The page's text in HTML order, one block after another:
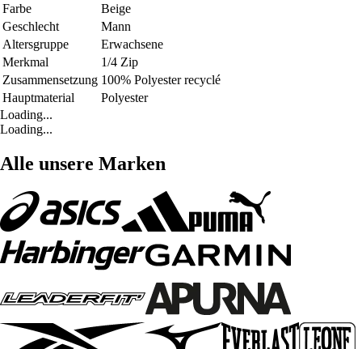
Farbe
Beige
Geschlecht
Mann
Altersgruppe
Erwachsene
Merkmal
1/4 Zip
Zusammensetzung 100% Polyester recyclé
Hauptmaterial
Polyester
Loading...
Loading...
Alle unsere Marken